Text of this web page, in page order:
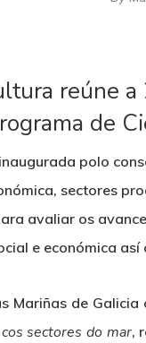
reúne
de
polo
sectores
avaliar os
e económica
Mariñas de
sectores do mar,